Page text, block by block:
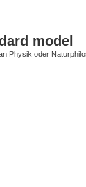
model
Physik oder